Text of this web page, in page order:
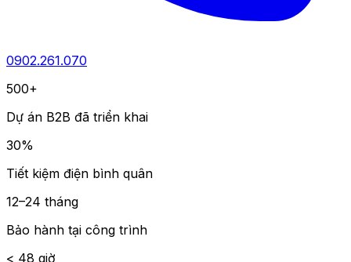
0902.261.070
500+
Dự án B2B đã triển khai
30%
Tiết kiệm điện bình quân
12–24 tháng
Bảo hành tại công trình
< 48 giờ